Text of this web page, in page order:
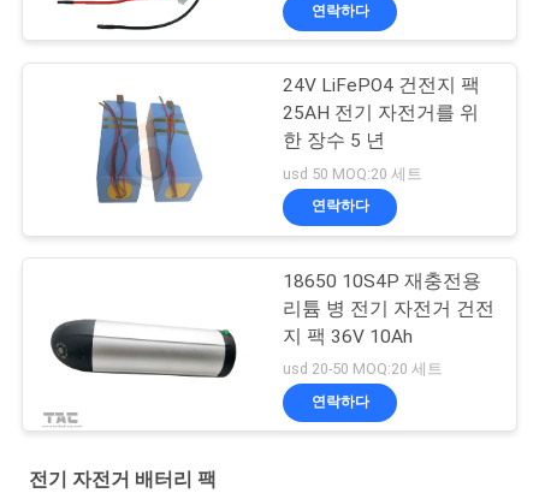
연락하다
24V LiFePO4 건전지 팩
25AH 전기 자전거를 위
한 장수 5 년
usd 50 MOQ:20 세트
연락하다
18650 10S4P 재충전용
리튬 병 전기 자전거 건전
지 팩 36V 10Ah
usd 20-50 MOQ:20 세트
연락하다
전기 자전거 배터리 팩